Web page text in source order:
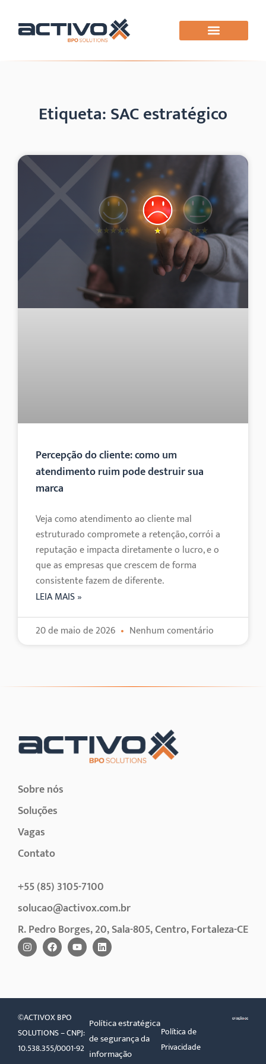
Etiqueta: SAC estratégico
Percepção do cliente: como um
atendimento ruim pode destruir sua
marca
Veja como atendimento ao cliente mal
estruturado compromete a retenção, corrói a
reputação e impacta diretamente o lucro, e o
que as empresas que crescem de forma
consistente fazem de diferente.
LEIA MAIS »
20 de maio de 2026 Nenhum comentário
Sobre nós
Soluções
Vagas
Contato
+55 (85) 3105-7100
solucao@activox.com.br
R. Pedro Borges, 20, Sala-805, Centro, Fortaleza-CE
©ACTIVOX BPO
SOLUTIONS – CNPJ:
10.538.355/0001-92
Política estratégica
de segurança da
informação
Política de
Privacidade